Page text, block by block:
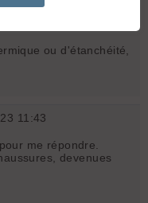
ou d'étanchéité,
11:43
me répondre.
devenues